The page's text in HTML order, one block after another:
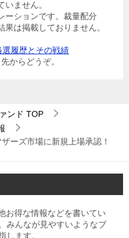
ません。
ションです。裁量配分
は掲載しておりません。
選履歴とその戦績
からどうぞ。
ンド TOP
ーズ市場に新規上場承認！
お得な情報などを書いてい
みんなが見やすいようなブ
します。